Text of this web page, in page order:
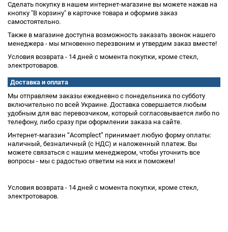
Сделать покупку в нашем интернет-магазине вы можете нажав на
кнопку "В корзину" в карточке товара и оформив заказ
самостоятельно.
Также в магазине доступна возможность заказать звонок нашего
менеджера - мы мгновенно перезвоним и утвердим заказ вместе!
Условия возврата - 14 дней с момента покупки, кроме стекл,
электротоваров.
Доставка и оплата
Мы отправляем заказы ежедневно с понедельника по субботу
включительно по всей Украине. Доставка совершается любым
удобным для вас перевозчиком, который согласовывается либо по
телефону, либо сразу при оформлении заказа на сайте.
Интернет-магазин “Acomplect” принимает любую форму оплаты:
наличный, безналичный (с НДС) и наложенный платеж. Вы
можете связаться с нашим менеджером, чтобы уточнить все
вопросы - мы с радостью ответим на них и поможем!
Условия возврата - 14 дней с момента покупки, кроме стекл,
электротоваров.